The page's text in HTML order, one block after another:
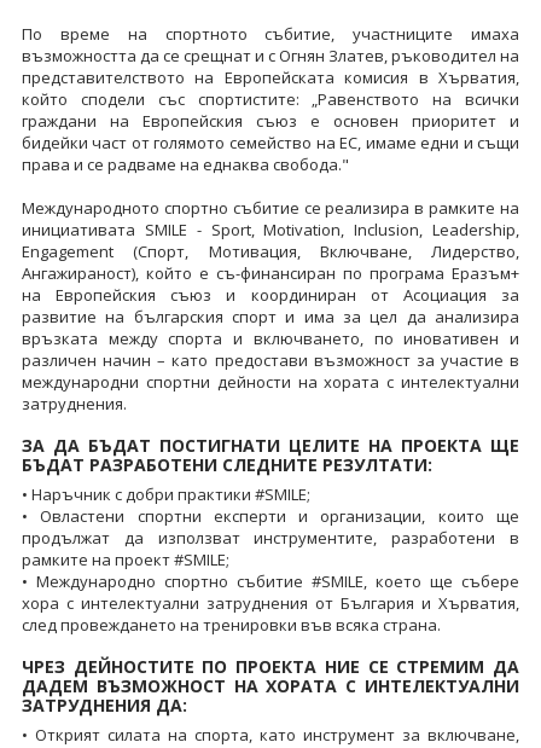
По време на спортното събитие, участниците имаха
възможността да се срещнат и с Огнян Златев, ръководител на
представителството на Европейската комисия в Хърватия,
който сподели със спортистите: „Равенството на всички
граждани на Европейския съюз е основен приоритет и
бидейки част от голямото семейство на ЕС, имаме едни и същи
права и се радваме на еднаква свобода."
Международното спортно събитие се реализира в рамките на
инициативата SMILE - Sport, Motivation, Inclusion, Leadership,
Engagement (Спорт, Мотивация, Включване, Лидерство,
Ангажираност), който е съ-финансиран по програма Еразъм+
на Европейския съюз и координиран от Асоциация за
развитие на българския спорт и има за цел да анализира
връзката между спорта и включването, по иновативен и
различен начин – като предостави възможност за участие в
международни спортни дейности на хората с интелектуални
затруднения.
ЗА ДА БЪДАТ ПОСТИГНАТИ ЦЕЛИТЕ НА ПРОЕКТА ЩЕ
БЪДАТ РАЗРАБОТЕНИ СЛЕДНИТЕ РЕЗУЛТАТИ:
• Наръчник с добри практики #SMILE;
• Овластени спортни експерти и организации, които ще
продължат да използват инструментите, разработени в
рамките на проект #SMILE;
• Международно спортно събитие #SMILE, което ще събере
хора с интелектуални затруднения от България и Хърватия,
след провеждането на тренировки във всяка страна.
ЧРЕЗ ДЕЙНОСТИТЕ ПО ПРОЕКТА НИЕ СЕ СТРЕМИМ ДА
ДАДЕМ ВЪЗМОЖНОСТ НА ХОРАТА С ИНТЕЛЕКТУАЛНИ
ЗАТРУДНЕНИЯ ДА:
• Открият силата на спорта, като инструмент за включване,